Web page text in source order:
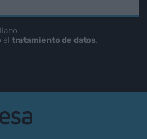
el tratamiento de datos.